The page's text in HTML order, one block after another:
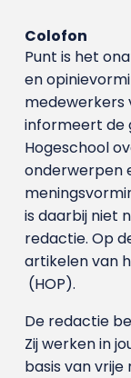
Colofon
Punt is het
en
medewerkers
informeert de
Hogeschool
onderwerpen
is daarbij niet
redactie. Op
artikelen van
(HOP).
De redactie
Zij werken in
basis van vrije